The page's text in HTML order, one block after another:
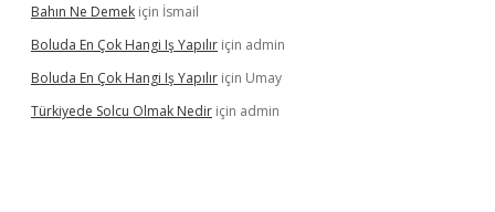
Bahın Ne Demek için İsmail
Boluda En Çok Hangi Iş Yapılır için admin
Boluda En Çok Hangi Iş Yapılır için Umay
Türkiyede Solcu Olmak Nedir için admin